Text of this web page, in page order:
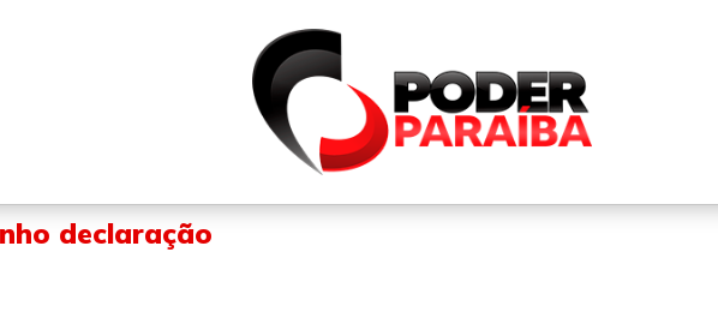
FALE CONOSCO
declaração